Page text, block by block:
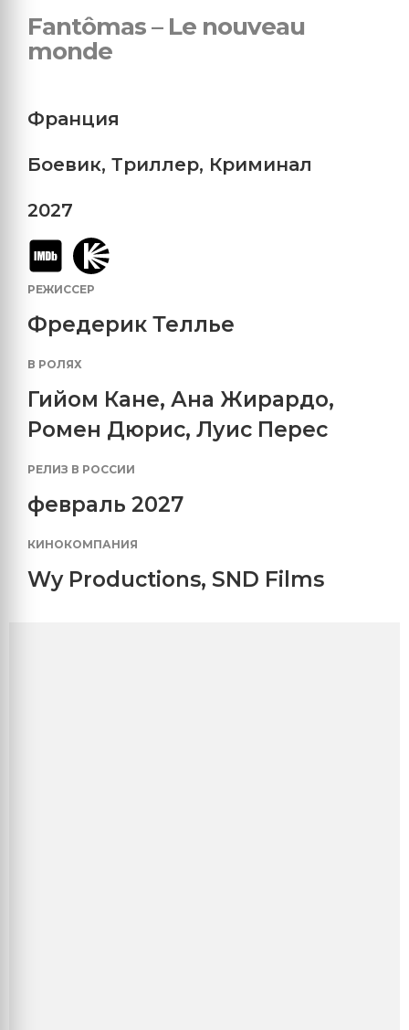
Fantômas – Le nouveau
monde
Франция
Боевик, Триллер, Криминал
2027
РЕЖИССЕР
Фредерик Теллье
В РОЛЯХ
Гийом Кане, Ана Жирардо,
Ромен Дюрис, Луис Перес
РЕЛИЗ В РОССИИ
февраль 2027
КИНОКОМПАНИЯ
Wy Productions, SND Films